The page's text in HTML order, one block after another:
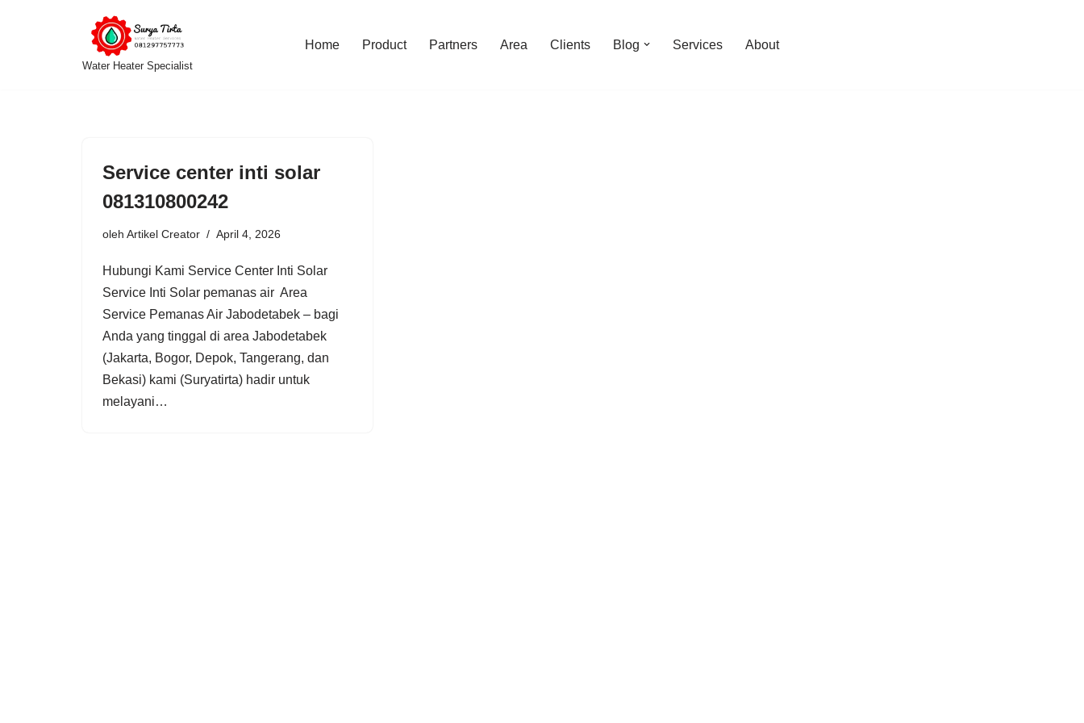
Water Heater Specialist
Home Product Partners Area Clients Blog Services About
Service center inti solar
081310800242
oleh Artikel Creator April 4, 2026
Hubungi Kami Service Center Inti Solar
Service Inti Solar pemanas air Area
Service Pemanas Air Jabodetabek – bagi
Anda yang tinggal di area Jabodetabek
(Jakarta, Bogor, Depok, Tangerang, dan
Bekasi) kami (Suryatirta) hadir untuk
melayani…